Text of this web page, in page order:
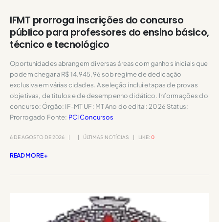
IFMT prorroga inscrições do concurso
público para professores do ensino básico,
técnico e tecnológico
Oportunidades abrangem diversas áreas com ganhos iniciais que
podem chegar a R$ 14.945,96 sob regime de dedicação
exclusiva em várias cidades. A seleção inclui etapas de provas
objetivas, de títulos e de desempenho didático. Informações do
concurso: Órgão: IF-MT UF: MT Ano do edital: 2026 Status:
Prorrogado Fonte: PCI Concursos
6 DE AGOSTO DE 2026 ÚLTIMAS NOTÍCIAS LIKE: 0
READ MORE +